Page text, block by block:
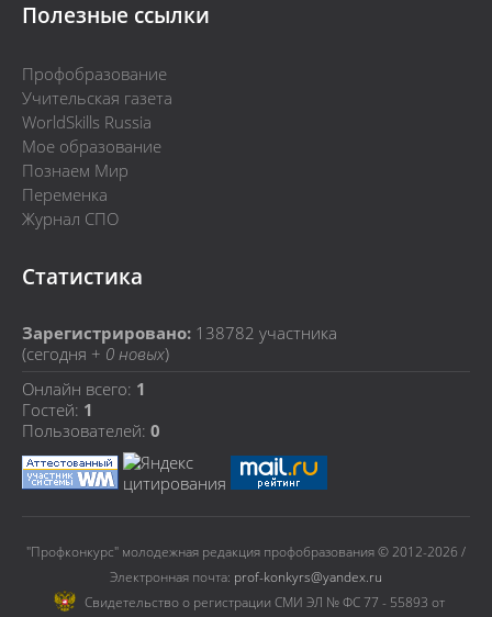
Полезные ссылки
Профобразование
Учительская газета
WorldSkills Russia
Мое образование
Познаем Мир
Переменка
Журнал СПО
Статистика
Зарегистрировано: 138782 участника
(сегодня + 0 новых)
Онлайн всего: 1
Гостей: 1
Пользователей: 0
"Профконкурс" молодежная редакция профобразования © 2012-2026 /
Электронная почта: prof-konkyrs@yandex.ru
Cвидетельство о регистрации СМИ ЭЛ № ФС 77 - 55893 от